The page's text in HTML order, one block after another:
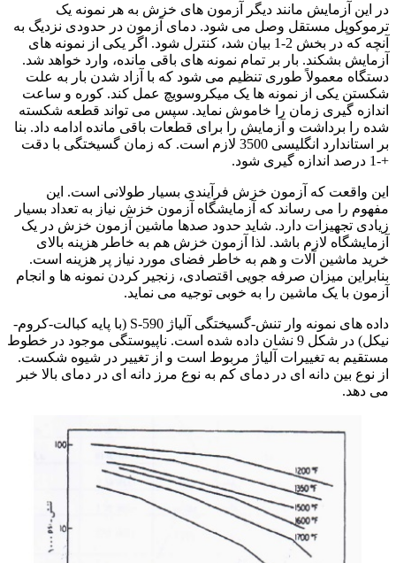
در این آزمایش مانند دیگر آزمون های خزش به هر نمونه یک
ترموکوپل مستقل وصل می شود. دمای آزمون در حدودی نزدیگ به
آنچه که در بخش 2-1 بیان شد، کنترل شود. اگر یکی از نمونه های
آزمایش بشکند. بار بر تمام نمونه های باقی مانده، وارد خواهد شد.
دستگاه معمولاً طوری تنظیم می شود که با آزاد شدن بار به علت
شکستن یکی از نمونه ها یک میکروسویچ عمل کند. کوره و ساعت
اندازه گیری زمان را خاموش نماید. سپس می تواند قطعه شکسته
شده را برداشت و آزمایش را برای قطعات باقی مانده ادامه داد. بنا
بر استاندارد انگلیسی 3500 لازم است. که زمان گسیختگی با دقت
+-1 درصد اندازه گیری شود.
این واقعت که آزمون خزش فرآیندی بسیار طولانی است. این
مفهوم را می رساند که آزمایشگاه آزمون خزش نیاز به تعداد بسیار
زیادی تجهیزات دارد. شاید حدود صدها ماشین آزمون خزش در یک
آزمایشگاه لازم باشد. لذا آزمون خزش هم به خاطر هزینه بالای
خرید ماشین آلات و هم به خاطر فضای مورد نیاز پر هزینه است.
بنابراین میزان صرفه جویی اقتصادی، زنجیر کردن نمونه ها و انجام
آزمون با یک ماشین را به خوبی توجیه می نماید.
داده های نمونه وار تنش-گسیختگی آلیاژ 590-S (با پایه کبالت-کروم-
نیکل) در شکل 9 نشان داده شده است. ناپیوستگی موجود در خطوط
مستقیم به تغییرات آلیاژ مربوط است و از تغییر در شیوه شکست.
از نوع بین دانه ای در دمای کم به نوع مرز دانه ای در دمای بالا خبر
می دهد.